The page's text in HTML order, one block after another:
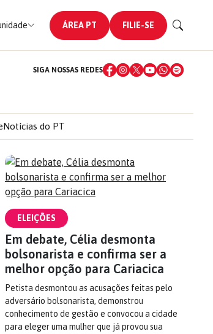
ÁREA PT FILIE-SE
SIGA NOSSAS REDES
Notícias do PT
ELEIÇÕES
Em debate, Célia desmonta
bolsonarista e confirma ser a
melhor opção para Cariacica
Petista desmontou as acusações feitas pelo
adversário bolsonarista, demonstrou
conhecimento de gestão e convocou a cidade
para eleger uma mulher que já provou sua